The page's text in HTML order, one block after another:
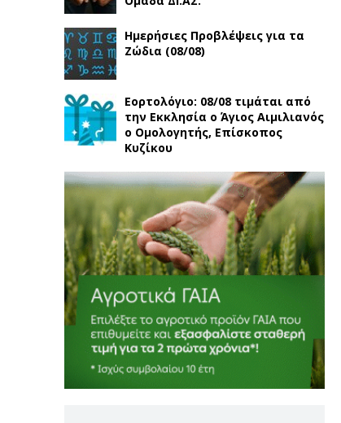
Ημερήσιες Προβλέψεις για τα
Ζώδια (08/08)
Εορτολόγιο: 08/08 τιμάται από
την Εκκλησία ο Άγιος Αιμιλιανός
ο Ομολογητής, Eπίσκοπος
Κυζίκου